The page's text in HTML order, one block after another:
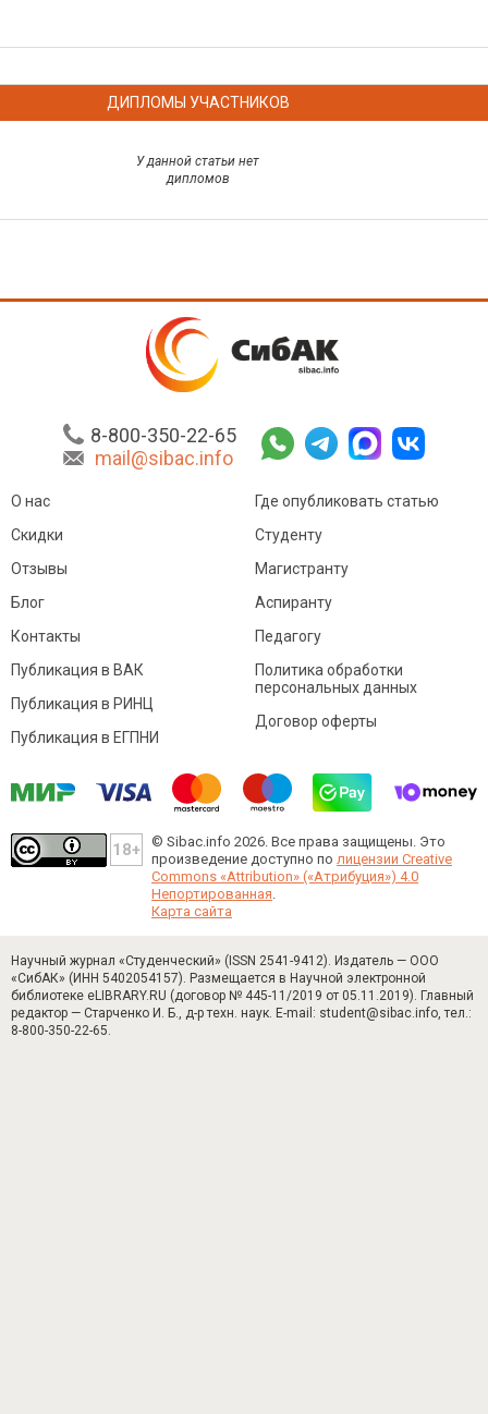
ДИПЛОМЫ УЧАСТНИКОВ
У данной статьи нет
дипломов
8-800-350-22-65
mail@sibac.info
О нас
Скидки
Отзывы
Блог
Контакты
Где опубликовать статью
Студенту
Магистранту
Аспиранту
Педагогу
Публикация в ВАК
Публикация в РИНЦ
Публикация в ЕГПНИ
Политика обработки
персональных данных
Договор оферты
© Sibac.info 2026. Все права защищены. Это
произведение доступно по лицензии Creative
Commons «Attribution» («Атрибуция») 4.0
Непортированная.
Карта сайта
Научный журнал «Студенческий» (ISSN 2541-9412). Издатель — ООО
«СибАК» (ИНН 5402054157). Размещается в Научной электронной
библиотеке eLIBRARY.RU (договор № 445-11/2019 от 05.11.2019). Главный
редактор — Старченко И. Б., д-р техн. наук. E-mail: student@sibac.info, тел.:
8-800-350-22-65.